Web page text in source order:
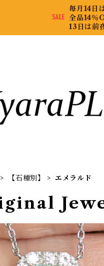
毎月14日
全品14％
13日は前
【石種別】 エメラルド